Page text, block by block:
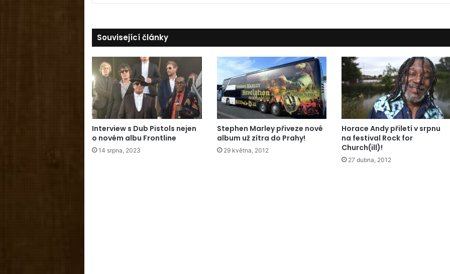
Související články
Interview s Dub Pistols nejen
o novém albu Frontline
14 srpna, 2023
Stephen Marley přiveze nové
album už zítra do Prahy!
29 května, 2012
Horace Andy přiletí v srpnu
na festival Rock for
Church(ill)!
27 dubna, 2012